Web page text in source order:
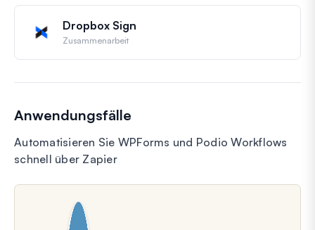
Dropbox Sign
Zusammenarbeit
Anwendungsfälle
Automatisieren Sie WPForms und Podio Workflows
schnell über Zapier